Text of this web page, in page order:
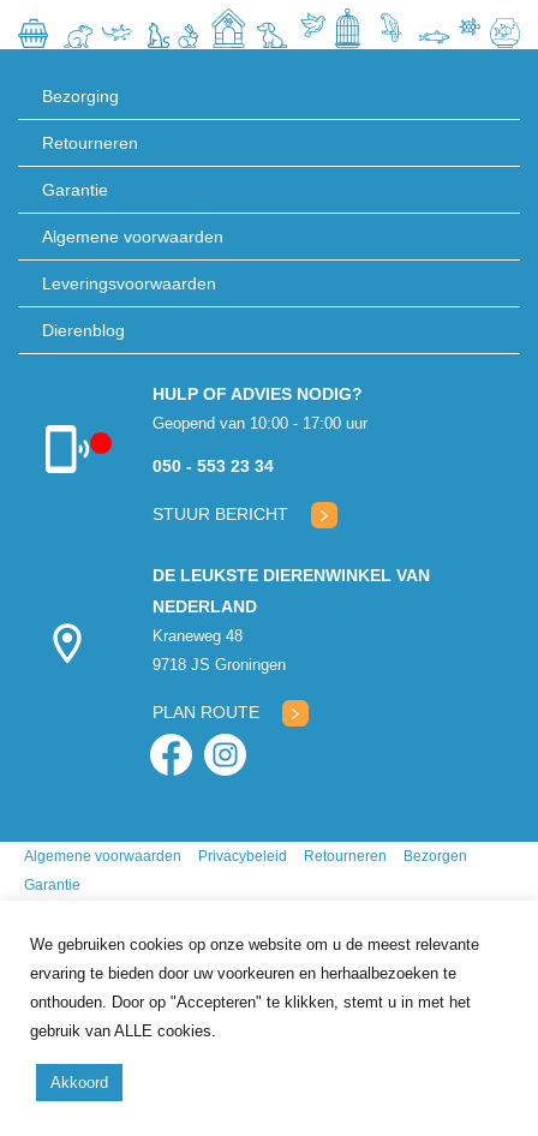
We gebruiken cookies op onze website om u de meest relevante
ervaring te bieden door uw voorkeuren en herhaalbezoeken te
onthouden. Door op "Accepteren" te klikken, stemt u in met het
gebruik van ALLE cookies.
Akkoord
Bezorging
Retourneren
Garantie
Algemene voorwaarden
Leveringsvoorwaarden
Dierenblog
Klantenservice
HULP OF ADVIES NODIG?
Geopend van 10:00 - 17:00 uur
050 - 553 23 34
STUUR BERICHT
DE LEUKSTE DIERENWINKEL VAN
NEDERLAND
Kraneweg 48
9718 JS Groningen
PLAN ROUTE
Algemene voorwaarden Privacybeleid Retourneren
Bezorgen
Garantie
Copyright 2026 Mr. Animal